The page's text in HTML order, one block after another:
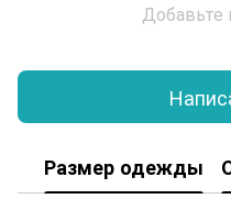
Размер одежды